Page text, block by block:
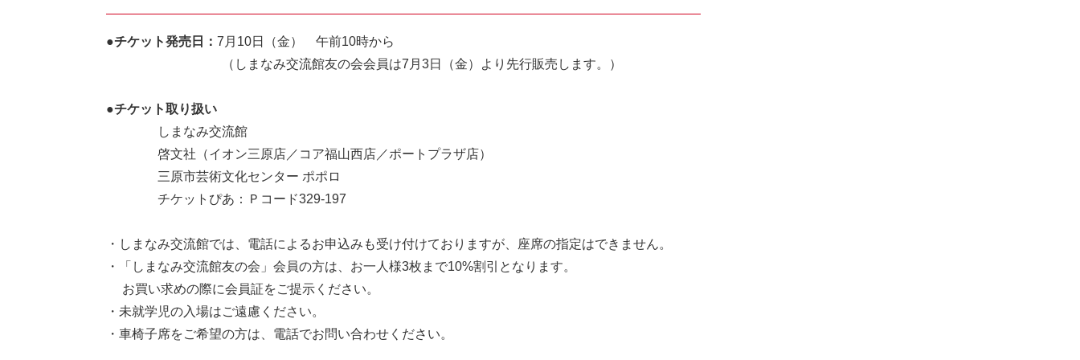
●チケット発売日： 7月10日（金） 午前10時から
（しまなみ交流館友の会会員は7月3日（金）より先行販売します。）
●チケット取り扱い
しまなみ交流館
啓文社（イオン三原店／コア福山西店／ポートプラザ店）
三原市芸術文化センター ポポロ
チケットぴあ：Ｐコード329-197
・しまなみ交流館では、電話によるお申込みも受け付けておりますが、座席の指定はできません。
・「しまなみ交流館友の会」会員の方は、お一人様3枚まで10%割引となります。
お買い求めの際に会員証をご提示ください。
・未就学児の入場はご遠慮ください。
・車椅子席をご希望の方は、電話でお問い合わせください。